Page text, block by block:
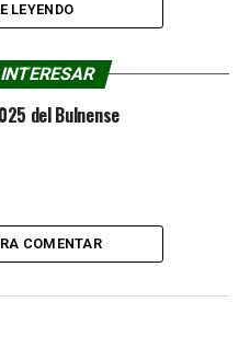
BULNENSE
LEYENDO
del Bulnense
COMENTAR